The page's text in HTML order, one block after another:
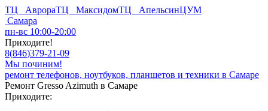
ТЦ АврораТЦ МаксидомТЦ АпельсинЦУМ
Самара
пн-вс 10:00-20:00
Приходите!
8(846)379-21-09
Мы починим!
ремонт телефонов, ноутбуков, планшетов и техники в Самаре
Ремонт Gresso Azimuth в Самаре
Приходите: